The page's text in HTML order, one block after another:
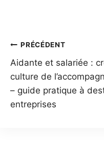
Navigation
de
l’article
PRÉCÉDENT
Aidante et salariée :
culture de
– guide pratique à
entreprises